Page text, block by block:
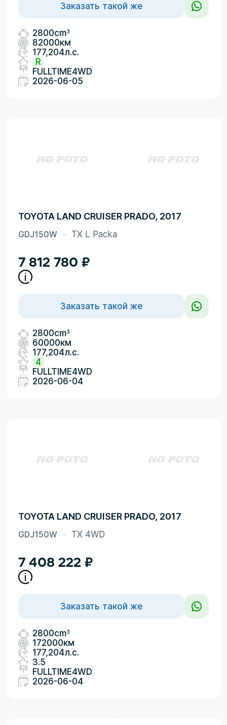
Заказать такой же
2800cm3
82000км
177,204л.с.
R
FULLTIME4WD
2026-06-05
TOYOTA LAND CRUISER PRADO, 2017
GDJ150W TX L Packa
7 812 780 ₽
Заказать такой же
2800cm3
60000км
177,204л.с.
4
FULLTIME4WD
2026-06-04
TOYOTA LAND CRUISER PRADO, 2017
GDJ150W TX 4WD
7 408 222 ₽
Заказать такой же
2800cm3
172000км
177,204л.с.
3.5
FULLTIME4WD
2026-06-04